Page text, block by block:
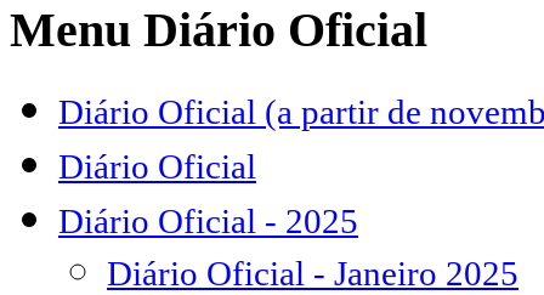
Menu Diário Oficial
Diário Oficial (a partir de
Diário Oficial
Diário Oficial - 2025
Diário Oficial - Janeiro 2025